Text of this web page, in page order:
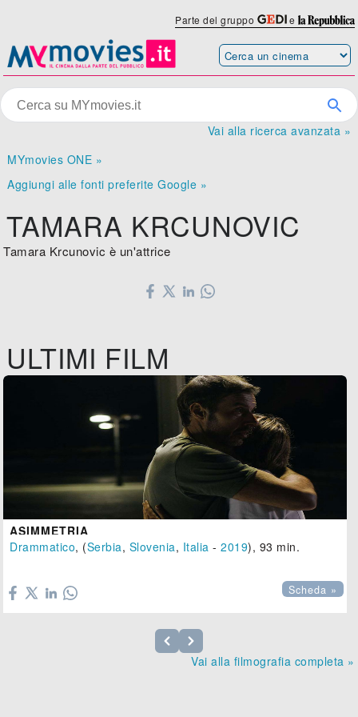
Parte del gruppo e
Vai alla ricerca avanzata »
MYmovies ONE »
Aggiungi alle fonti preferite Google »
TAMARA KRCUNOVIC
Tamara Krcunovic è un'attrice
ULTIMI FILM
ASIMMETRIA
Drammatico, (Serbia, Slovenia, Italia -2019), 93 min.
Scheda »
Vai alla filmografia completa »